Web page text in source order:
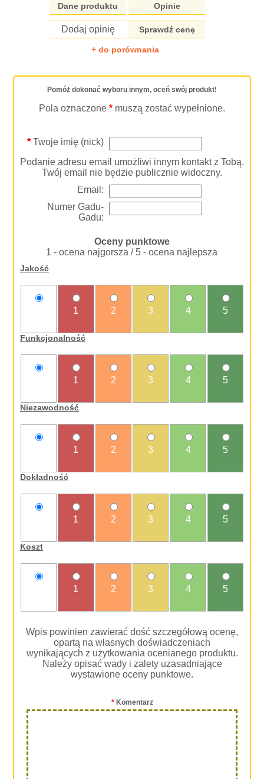
Dane produktu Opinie
Dodaj opinię Sprawdź cenę
+ do porównania
Pomóż dokonać wyboru innym, oceń swój produkt!
Pola oznaczone * muszą zostać wypełnione.
*Twoje imię (nick)
Podanie adresu email umożliwi innym kontakt z Tobą.
Twój email nie będzie publicznie widoczny.
Email:
Numer Gadu-
Gadu:
Oceny punktowe
1 - ocena najgorsza / 5 - ocena najlepsza
Jakość
1 2 3 4 5
Funkcjonalność
1 2 3 4 5
Niezawodność
1 2 3 4 5
Dokładność
1 2 3 4 5
Koszt
1 2 3 4 5
Wpis powinien zawierać dość szczegółową ocenę,
opartą na własnych doświadczeniach
wynikających z użytkowania ocenianego produktu.
Należy opisać wady i zalety uzasadniające
wystawione oceny punktowe.
*Komentarz